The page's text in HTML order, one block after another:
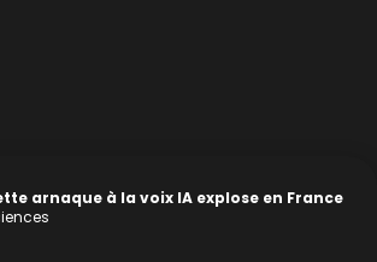
arnaque à la voix IA explose en France